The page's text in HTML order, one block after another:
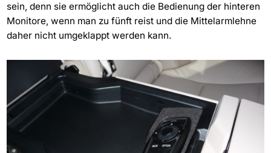
sein, denn sie ermöglicht auch die Bedienung der hinteren
Monitore, wenn man zu fünft reist und die Mittelarmlehne
daher nicht umgeklappt werden kann.